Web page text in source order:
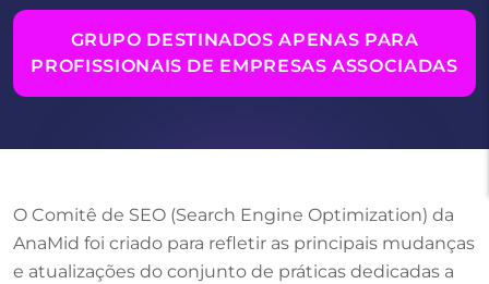
GRUPO DESTINADOS APENAS PARA
PROFISSIONAIS DE EMPRESAS ASSOCIADAS
O Comitê de SEO (Search Engine Optimization) da
AnaMid foi criado para refletir as principais mudanças
e atualizações do conjunto de práticas dedicadas a